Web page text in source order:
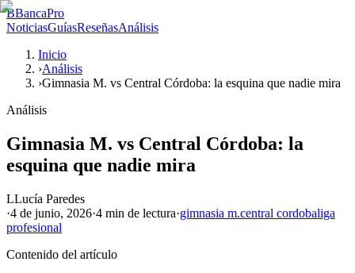
BBancaPro
NoticiasGuíasReseñasAnálisis
Inicio
›Análisis
›Gimnasia M. vs Central Córdoba: la esquina que nadie mira
Análisis
Gimnasia M. vs Central Córdoba: la
esquina que nadie mira
LLucía Paredes
·4 de junio, 2026·4 min de lectura·gimnasia m.central cordobaliga
profesional
Contenido del artículo